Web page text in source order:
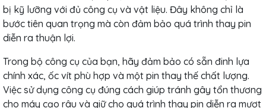
bị kỹ lưỡng với đủ công cụ và vật liệu. Đây không chỉ là
bước tiên quan trọng mà còn đảm bảo quá trình thay pin
diễn ra thuận lợi.
Trong bộ công cụ của bạn, hãy đảm bảo có sẵn đinh lựa
chính xác, ốc vít phù hợp và một pin thay thế chất lượng.
Việc sử dụng công cụ đúng cách giúp tránh gây tổn thương
cho máy cạo râu và giữ cho quá trình thay pin diễn ra mượt